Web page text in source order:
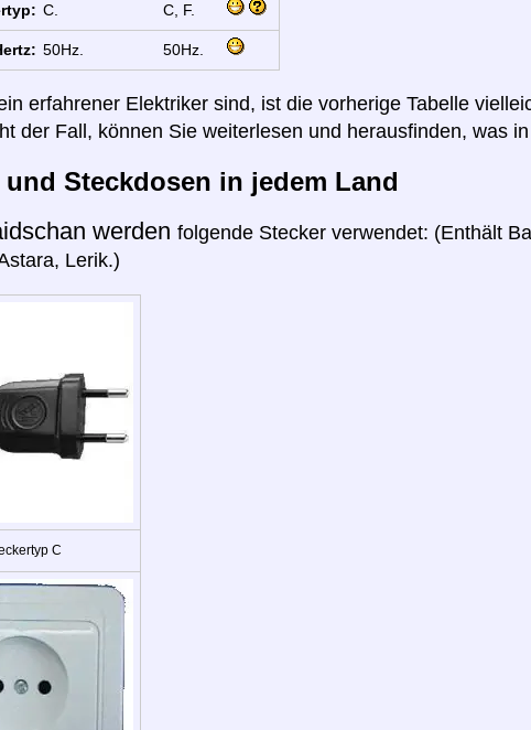
C. C, F.
50Hz. 50Hz.
erfahrener Elektriker sind, ist die vorherige Tabelle
der Fall, können Sie weiterlesen und herausfinden, was
und Steckdosen in jedem Land
werden folgende Stecker verwendet: (Enthält
Lerik.)
C